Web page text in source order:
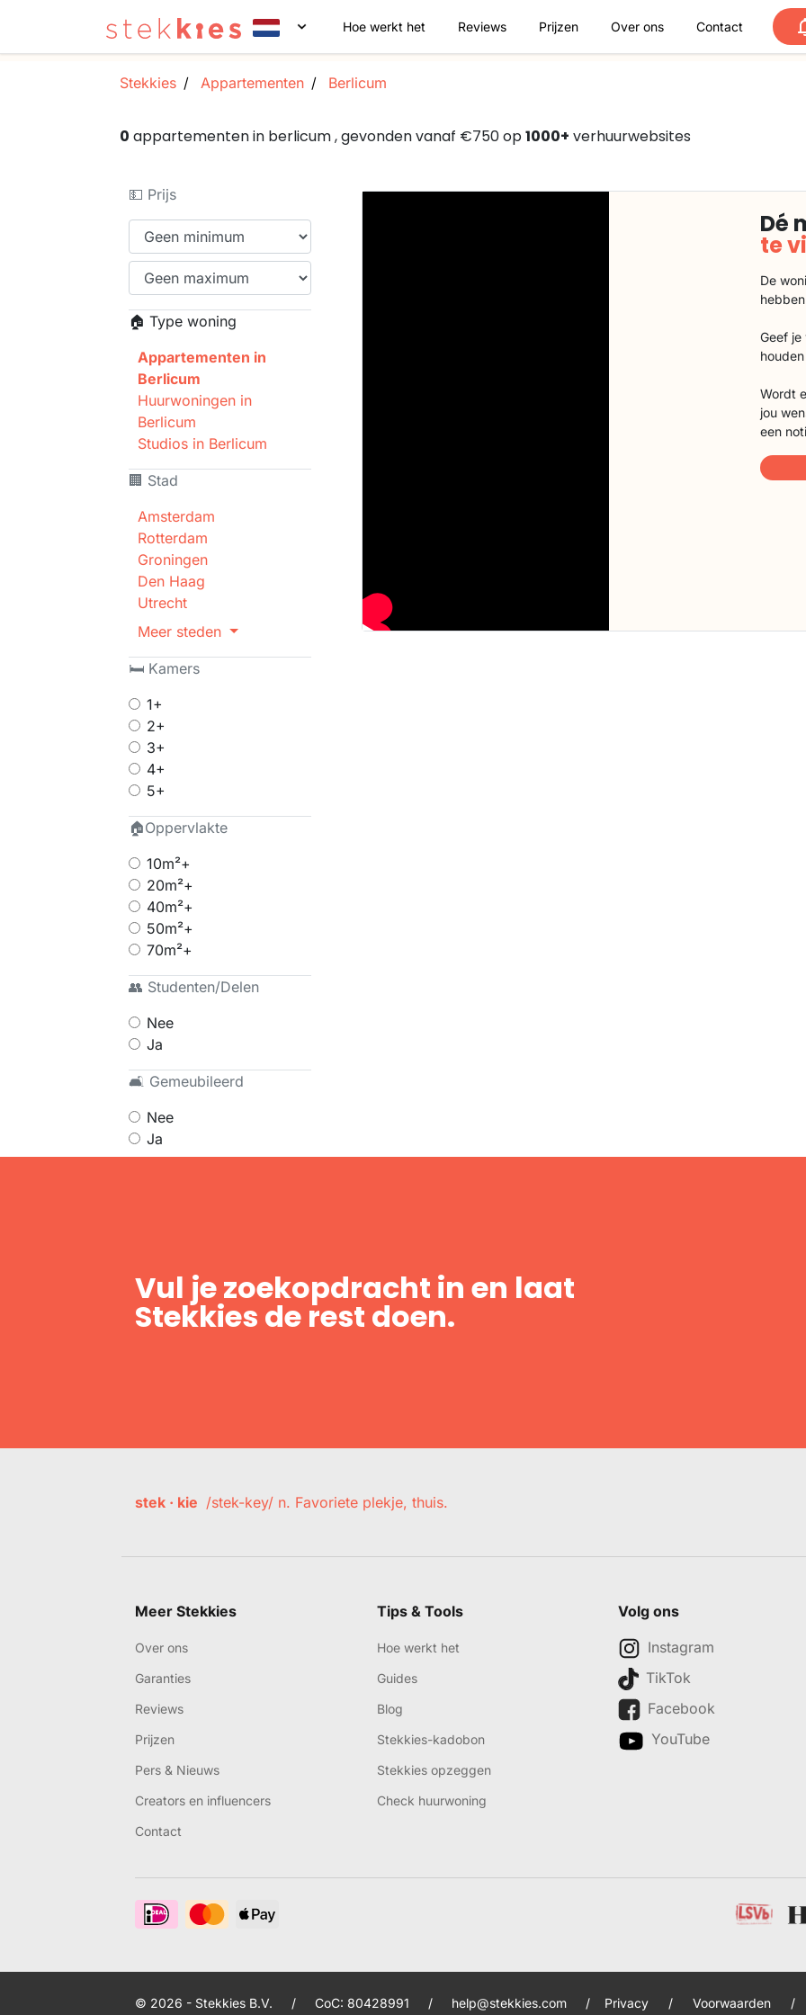
Hoe werkt het Reviews Prijzen Over ons Contact
Stekkies Appartementen Berlicum
0 appartementen in berlicum , gevonden vanaf €750 op1000+ verhuurwebsites
💵 Prijs
🏠 Type woning
Appartementen in
Berlicum
Huurwoningen in
Berlicum
Studios in Berlicum
🏢 Stad
Amsterdam
Rotterdam
Groningen
Den Haag
Utrecht
Meer steden
🛏 Kamers
1+
2+
3+
4+
5+
🏠Oppervlakte
10m²+
20m²+
40m²+
50m²+
70m²+
👥 Studenten/Delen
Nee
Ja
🛋 Gemeubileerd
Nee
Ja
Dé
te
De
Geef
Wordt
jou
een
Vul je zoekopdracht in en laat
Stekkies de rest doen.
stek · kie /stek-key/ n. Favoriete plekje, thuis.
Meer Stekkies
Over ons
Garanties
Reviews
Prijzen
Pers & Nieuws
Creators en influencers
Contact
Tips & Tools
Hoe werkt het
Guides
Blog
Stekkies-kadobon
Stekkies opzeggen
Check huurwoning
Volg ons
Instagram
TikTok
Facebook
YouTube
© 2026 - Stekkies B.V. / CoC: 80428991 / help@stekkies.com / Privacy / Voorwaarden /